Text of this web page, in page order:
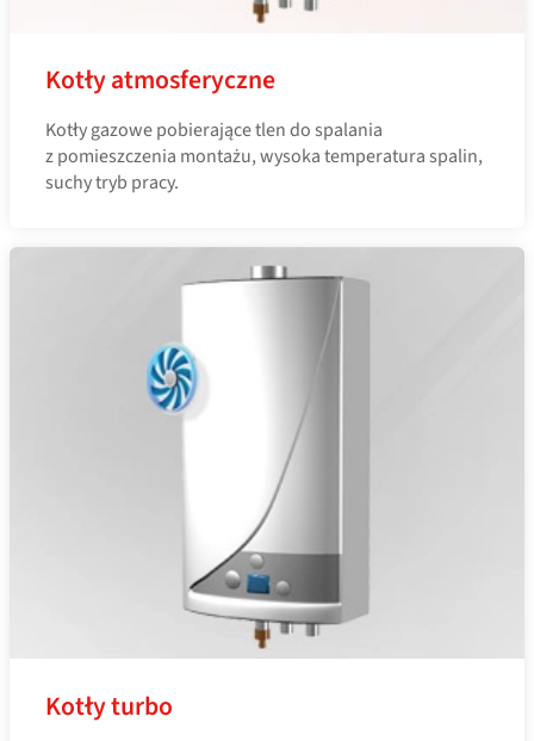
Kotły atmosferyczne
Kotły gazowe pobierające tlen do spalania
z pomieszczenia montażu, wysoka temperatura spalin,
suchy tryb pracy.
Kotły turbo